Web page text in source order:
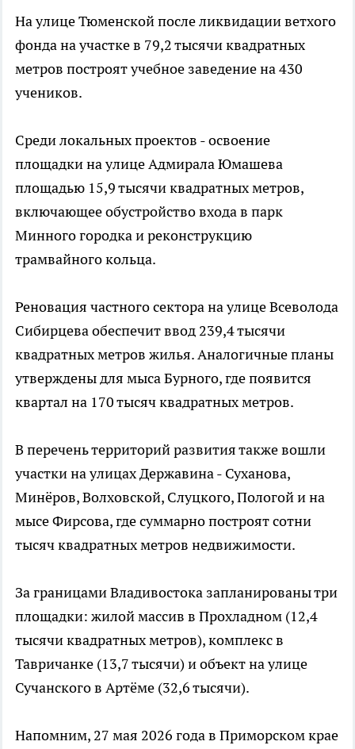
На улице Тюменской после ликвидации ветхого
фонда на участке в 79,2 тысячи квадратных
метров построят учебное заведение на 430
учеников.
Среди локальных проектов - освоение
площадки на улице Адмирала Юмашева
площадью 15,9 тысячи квадратных метров,
включающее обустройство входа в парк
Минного городка и реконструкцию
трамвайного кольца.
Реновация частного сектора на улице Всеволода
Сибирцева обеспечит ввод 239,4 тысячи
квадратных метров жилья. Аналогичные планы
утверждены для мыса Бурного, где появится
квартал на 170 тысяч квадратных метров.
В перечень территорий развития также вошли
участки на улицах Державина - Суханова,
Минёров, Волховской, Слуцкого, Пологой и на
мысе Фирсова, где суммарно построят сотни
тысяч квадратных метров недвижимости.
За границами Владивостока запланированы три
площадки: жилой массив в Прохладном (12,4
тысячи квадратных метров), комплекс в
Тавричанке (13,7 тысячи) и объект на улице
Сучанского в Артёме (32,6 тысячи).
Напомним, 27 мая 2026 года в Приморском крае